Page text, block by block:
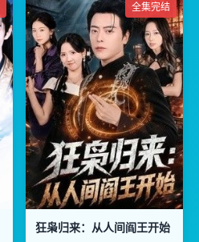
全集完结
狂枭归来：从人间阎王开始